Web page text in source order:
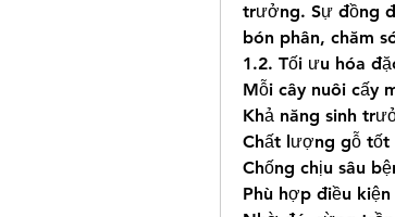
trưởng. Sự đồng
bón phân, chăm
1.2. Tối ưu hóa
Mỗi cây nuôi cấy
Khả năng sinh
Chất lượng gỗ tốt
Chống chịu sâu
Phù hợp điều